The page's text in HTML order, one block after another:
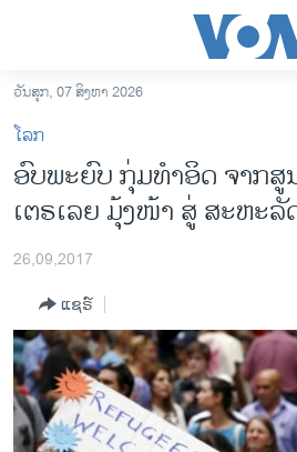
ເຂົ້າ
ຫາ
ຂ້າມ
ຂ້າມ
ຂ້າມ
ຫາ
ລາວ
ການເລືອກຕັ້ງ ປະທານາທີບໍດີ ສະຫະລັດ
ຂ່າວ​ຈີນ
ໂລກ
ເອເຊຍ
ອິດສະຫຼະພາບດ້ານການຂ່າວ
ຊີວິດຊາວລາວ
ວັນສຸກ, 07 ສິງຫາ 2026
ໂລກ
ອົບພະຍົບ ກຸ່ມທຳອິດ ຈາກສູ
ເຕຣເລຍ ມຸ້ງໜ້າ ສູ່ ສະຫະລັ
26,09,2017
ແຊຣ໌